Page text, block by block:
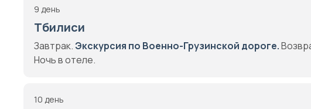
9 день
Тбилиси
Завтрак.Экскурсия по Военно-Грузинской дороге.
Ночь в отеле.
10 день